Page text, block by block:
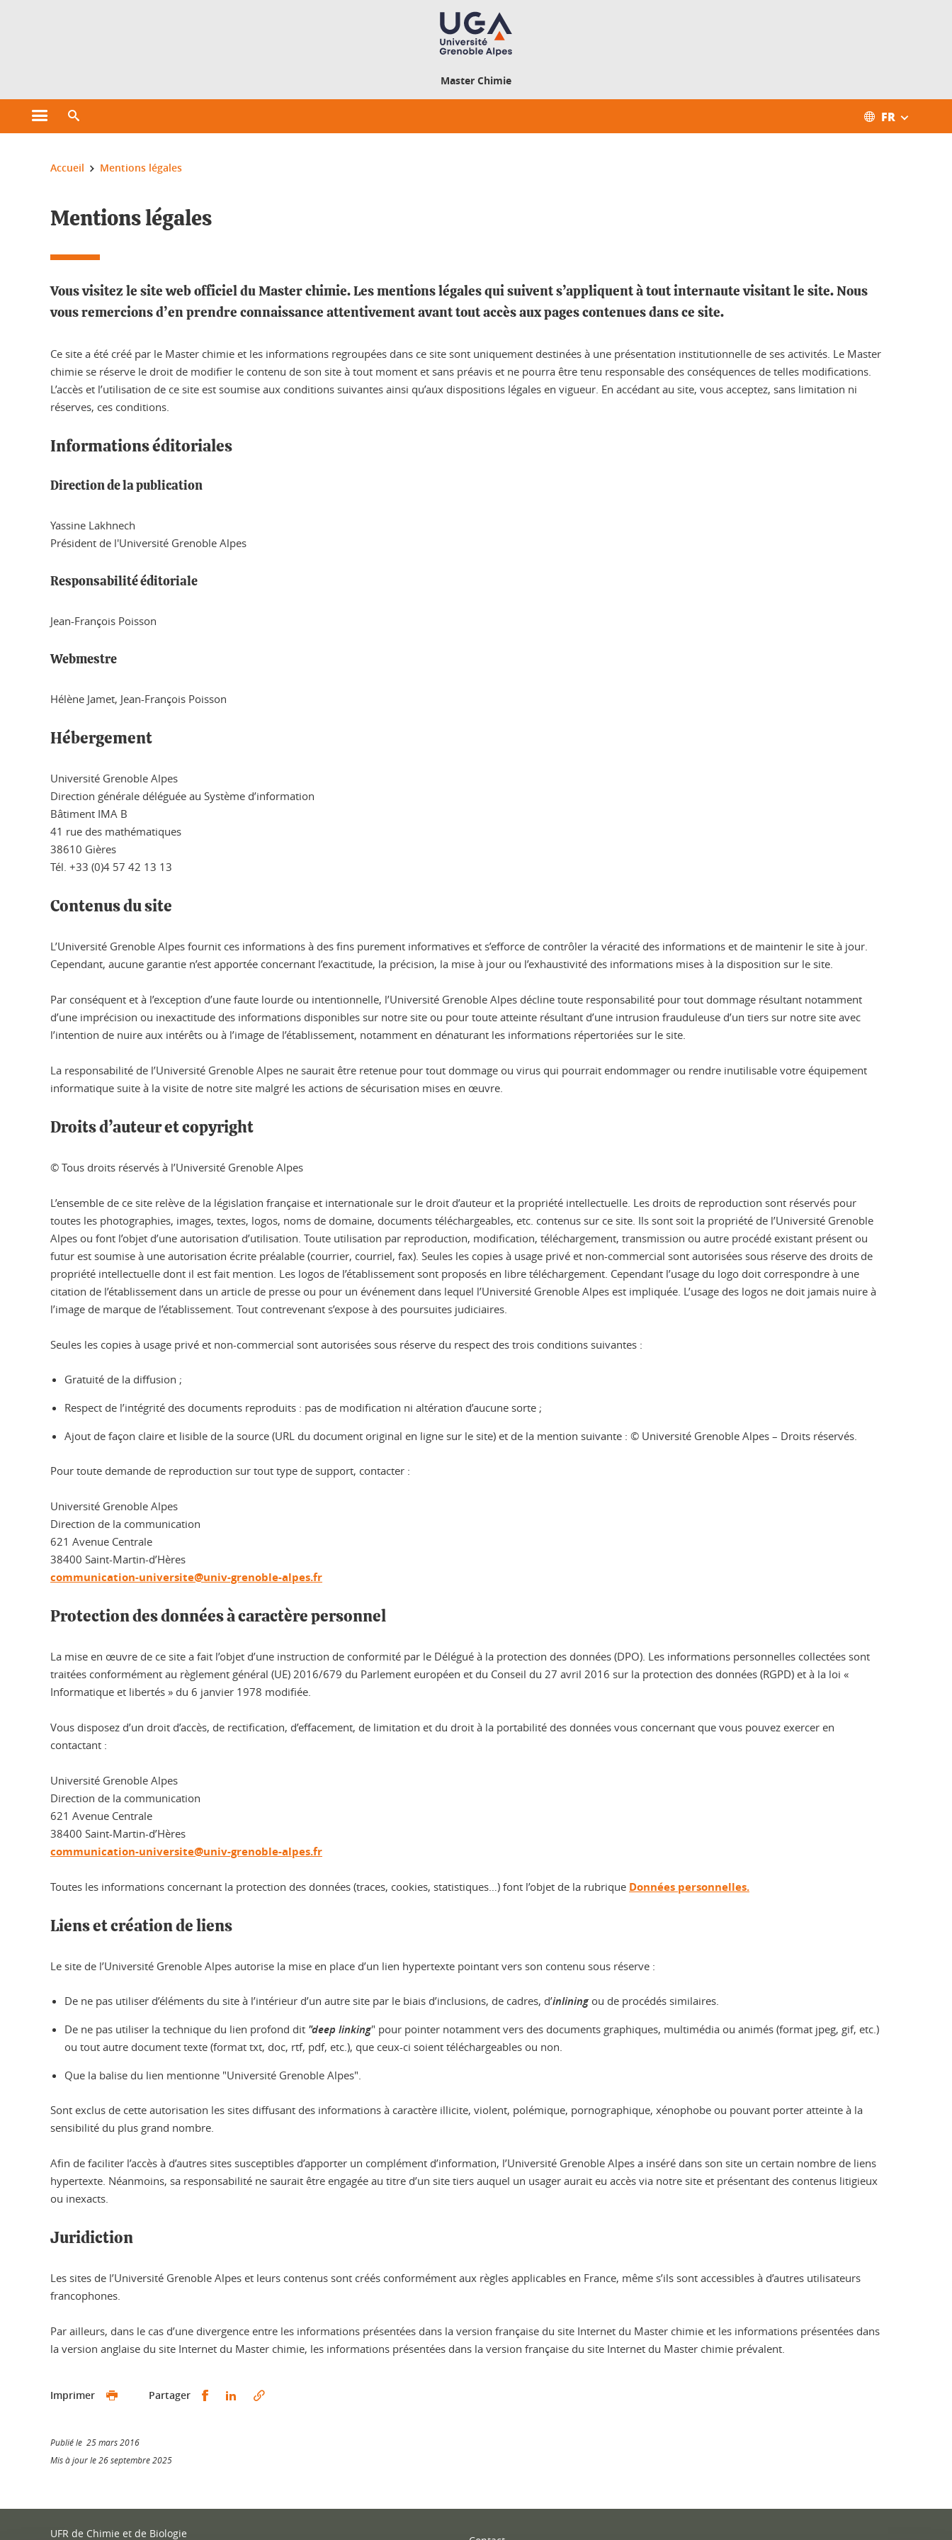
Master Chimie
Ouvrir le menu principal FR
Vous êtes ici :
Accueil Mentions légales
Mentions légales
Vous visitez le site web officiel du Master chimie. Les mentions légales qui suivent s’appliquent à tout internaute visitant le site. Nous
vous remercions d’en prendre connaissance attentivement avant tout accès aux pages contenues dans ce site.
Ce site a été créé par le Master chimie et les informations regroupées dans ce site sont uniquement destinées à une présentation institutionnelle de ses activités. Le Master
chimie se réserve le droit de modifier le contenu de son site à tout moment et sans préavis et ne pourra être tenu responsable des conséquences de telles modifications.
L’accès et l’utilisation de ce site est soumise aux conditions suivantes ainsi qu’aux dispositions légales en vigueur. En accédant au site, vous acceptez, sans limitation ni
réserves, ces conditions.
Informations éditoriales
Direction de la publication
Yassine Lakhnech
Président de l'Université Grenoble Alpes
Responsabilité éditoriale
Jean-François Poisson
Webmestre
Hélène Jamet, Jean-François Poisson
Hébergement
Université Grenoble Alpes
Direction générale déléguée au Système d’information
Bâtiment IMA B
41 rue des mathématiques
38610 Gières
Tél. +33 (0)4 57 42 13 13
Contenus du site
L’Université Grenoble Alpes fournit ces informations à des fins purement informatives et s’efforce de contrôler la véracité des informations et de maintenir le site à jour.
Cependant, aucune garantie n’est apportée concernant l’exactitude, la précision, la mise à jour ou l’exhaustivité des informations mises à la disposition sur le site.
Par conséquent et à l’exception d’une faute lourde ou intentionnelle, l’Université Grenoble Alpes décline toute responsabilité pour tout dommage résultant notamment
d’une imprécision ou inexactitude des informations disponibles sur notre site ou pour toute atteinte résultant d’une intrusion frauduleuse d’un tiers sur notre site avec
l’intention de nuire aux intérêts ou à l’image de l’établissement, notamment en dénaturant les informations répertoriées sur le site.
La responsabilité de l’Université Grenoble Alpes ne saurait être retenue pour tout dommage ou virus qui pourrait endommager ou rendre inutilisable votre équipement
informatique suite à la visite de notre site malgré les actions de sécurisation mises en œuvre.
Droits d’auteur et copyright
© Tous droits réservés à l’Université Grenoble Alpes
L’ensemble de ce site relève de la législation française et internationale sur le droit d’auteur et la propriété intellectuelle. Les droits de reproduction sont réservés pour
toutes les photographies, images, textes, logos, noms de domaine, documents téléchargeables, etc. contenus sur ce site. Ils sont soit la propriété de l’Université Grenoble
Alpes ou font l’objet d’une autorisation d’utilisation. Toute utilisation par reproduction, modification, téléchargement, transmission ou autre procédé existant présent ou
futur est soumise à une autorisation écrite préalable (courrier, courriel, fax). Seules les copies à usage privé et non-commercial sont autorisées sous réserve des droits de
propriété intellectuelle dont il est fait mention. Les logos de l’établissement sont proposés en libre téléchargement. Cependant l’usage du logo doit correspondre à une
citation de l’établissement dans un article de presse ou pour un événement dans lequel l’Université Grenoble Alpes est impliquée. L’usage des logos ne doit jamais nuire à
l’image de marque de l’établissement. Tout contrevenant s’expose à des poursuites judiciaires.
Seules les copies à usage privé et non-commercial sont autorisées sous réserve du respect des trois conditions suivantes :
Gratuité de la diffusion ;
Respect de l’intégrité des documents reproduits : pas de modification ni altération d’aucune sorte ;
Ajout de façon claire et lisible de la source (URL du document original en ligne sur le site) et de la mention suivante : © Université Grenoble Alpes – Droits réservés.
Pour toute demande de reproduction sur tout type de support, contacter :
Université Grenoble Alpes
Direction de la communication
621 Avenue Centrale
38400 Saint-Martin-d’Hères
communication-universite@univ-grenoble-alpes.fr
Protection des données à caractère personnel
La mise en œuvre de ce site a fait l’objet d’une instruction de conformité par le Délégué à la protection des données (DPO). Les informations personnelles collectées sont
traitées conformément au règlement général (UE) 2016/679 du Parlement européen et du Conseil du 27 avril 2016 sur la protection des données (RGPD) et à la loi «
Informatique et libertés » du 6 janvier 1978 modifiée.
Vous disposez d’un droit d’accès, de rectification, d’effacement, de limitation et du droit à la portabilité des données vous concernant que vous pouvez exercer en
contactant :
Université Grenoble Alpes
Direction de la communication
621 Avenue Centrale
38400 Saint-Martin-d’Hères
communication-universite@univ-grenoble-alpes.fr
Toutes les informations concernant la protection des données (traces, cookies, statistiques…) font l’objet de la rubrique Données personnelles.
Liens et création de liens
Le site de l’Université Grenoble Alpes autorise la mise en place d’un lien hypertexte pointant vers son contenu sous réserve :
De ne pas utiliser d’éléments du site à l’intérieur d’un autre site par le biais d’inclusions, de cadres, d’inliningou de procédés similaires.
De ne pas utiliser la technique du lien profond dit "deep linking" pour pointer notamment vers des documents graphiques, multimédia ou animés (format jpeg, gif, etc.)
ou tout autre document texte (format txt, doc, rtf, pdf, etc.), que ceux-ci soient téléchargeables ou non.
Que la balise du lien mentionne "Université Grenoble Alpes".
Sont exclus de cette autorisation les sites diffusant des informations à caractère illicite, violent, polémique, pornographique, xénophobe ou pouvant porter atteinte à la
sensibilité du plus grand nombre.
Afin de faciliter l’accès à d’autres sites susceptibles d’apporter un complément d’information, l’Université Grenoble Alpes a inséré dans son site un certain nombre de liens
hypertexte. Néanmoins, sa responsabilité ne saurait être engagée au titre d’un site tiers auquel un usager aurait eu accès via notre site et présentant des contenus litigieux
ou inexacts.
Juridiction
Les sites de l’Université Grenoble Alpes et leurs contenus sont créés conformément aux règles applicables en France, même s’ils sont accessibles à d’autres utilisateurs
francophones.
Par ailleurs, dans le cas d’une divergence entre les informations présentées dans la version française du site Internet du Master chimie et les informations présentées dans
la version anglaise du site Internet du Master chimie, les informations présentées dans la version française du site Internet du Master chimie prévalent.
Imprimer Partager Partager sur Facebook
Partager sur LinkedIn
Publié le 25 mars 2016
Mis à jour le 26 septembre 2025
UFR de Chimie et de Biologie